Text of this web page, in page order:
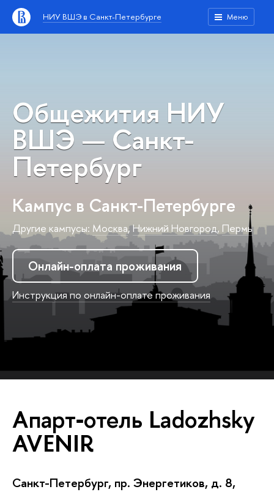
НИУ ВШЭ в Санкт-Петербурге Меню
Общежития НИУ
ВШЭ — Санкт-
Петербург
Кампус в Санкт-Петербурге
Другие кампусы: Москва,Нижний Новгород, Пермь
Онлайн-оплата проживания
Инструкция по онлайн-оплате проживания
Апарт‐отель Ladozhsky
AVENIR
Санкт-Петербург, пр. Энергетиков, д. 8,